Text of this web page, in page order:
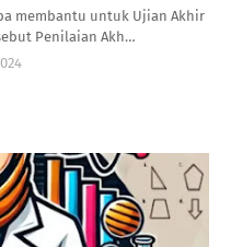
membantu untuk Ujian Akhir
Penilaian Akh…